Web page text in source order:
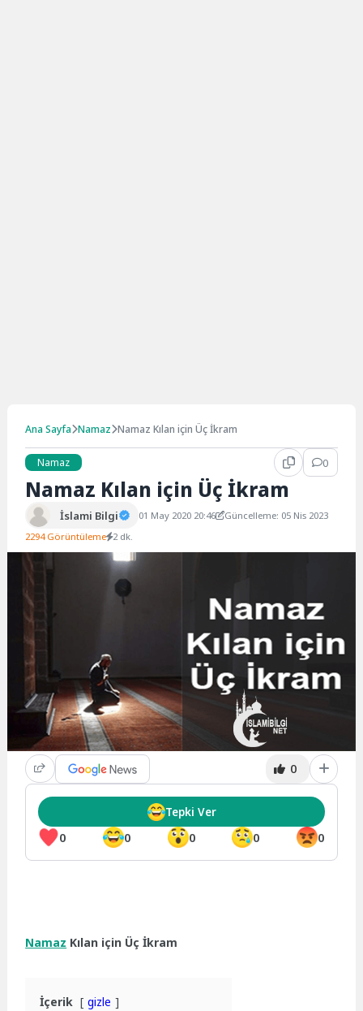
Ana Sayfa Namaz Namaz Kılan için Üç İkram
Namaz 0
Namaz Kılan için Üç İkram
İslami Bilgi 01 May 2020 20:46
Güncelleme: 05 Nis 2023
2294 Görüntüleme 2 dk.
0
0 0 0 0 0
Tepki Ver
Namaz Kılan için Üç İkram
İçerik
gizle